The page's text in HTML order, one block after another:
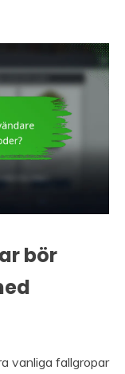
bör
vanliga fallgropar